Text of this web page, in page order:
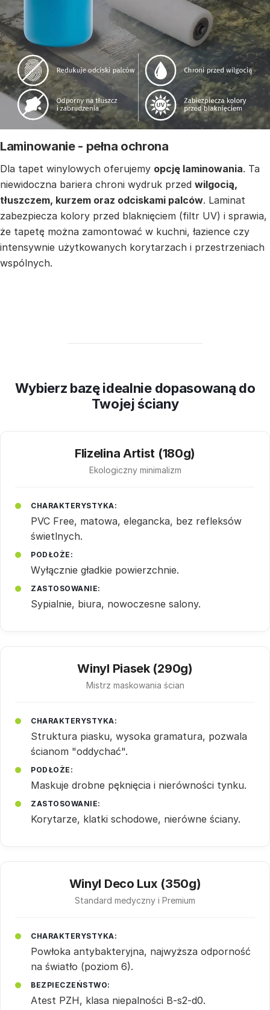
Laminowanie - pełna ochrona
Dla tapet winylowych oferujemy opcję laminowania. Ta
niewidoczna bariera chroni wydruk przed wilgocią,
tłuszczem, kurzem oraz odciskami palców. Laminat
zabezpiecza kolory przed blaknięciem (filtr UV) i sprawia,
że tapetę można zamontować w kuchni, łazience czy
intensywnie użytkowanych korytarzach i przestrzeniach
wspólnych.
Wybierz bazę idealnie dopasowaną do
Twojej ściany
Flizelina Artist (180g)
Ekologiczny minimalizm
CHARAKTERYSTYKA:
PVC Free, matowa, elegancka, bez refleksów
świetlnych.
PODŁOŻE:
Wyłącznie gładkie powierzchnie.
ZASTOSOWANIE:
Sypialnie, biura, nowoczesne salony.
Winyl Piasek (290g)
Mistrz maskowania ścian
CHARAKTERYSTYKA:
Struktura piasku, wysoka gramatura, pozwala
ścianom "oddychać".
PODŁOŻE:
Maskuje drobne pęknięcia i nierówności tynku.
ZASTOSOWANIE:
Korytarze, klatki schodowe, nierówne ściany.
Winyl Deco Lux (350g)
Standard medyczny i Premium
CHARAKTERYSTYKA:
Powłoka antybakteryjna, najwyższa odporność
na światło (poziom 6).
BEZPIECZEŃSTWO:
Atest PZH, klasa niepalności B-s2-d0.